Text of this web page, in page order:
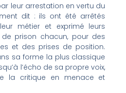
leur arrestation en vertu du
dit : ils ont été arrêtés
métier et exprimé leurs
prison chacun, pour des
et des prises de position.
sa forme la plus classique
l’écho de sa propre voix,
la critique en menace et